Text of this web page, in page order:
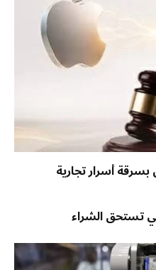
أسرار تجارية
تستحق الشراء